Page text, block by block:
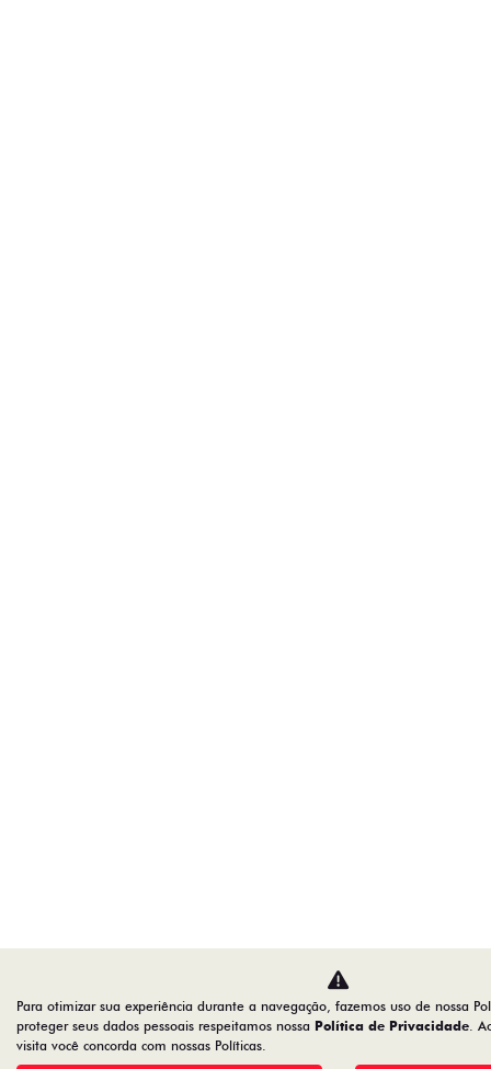
Para otimizar sua experiência durante a navegação, fazemos uso de nossa
proteger seus dados pessoais respeitamos nossa Política de Privacidade.
visita você concorda com nossas Políticas.